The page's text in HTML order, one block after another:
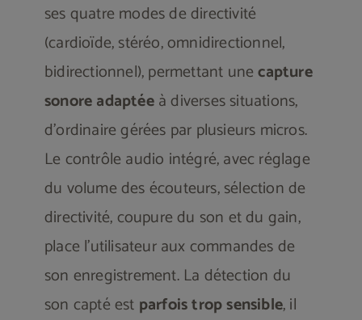
ses quatre modes de directivité
(cardioïde, stéréo, omnidirectionnel,
bidirectionnel), permettant unecapture
sonore adaptéeà diverses situations,
d’ordinaire gérées par plusieurs micros.
Le contrôle audio intégré, avec réglage
du volume des écouteurs, sélection de
directivité, coupure du son et du gain,
place l’utilisateur aux commandes de
son enregistrement. La détection du
son capté est parfois trop sensible, il